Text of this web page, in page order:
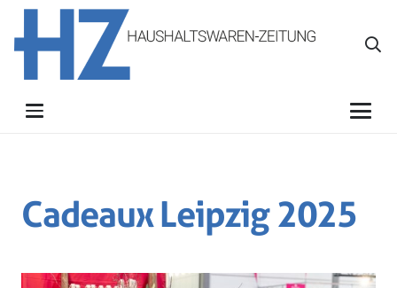
Cadeaux Leipzig 2025